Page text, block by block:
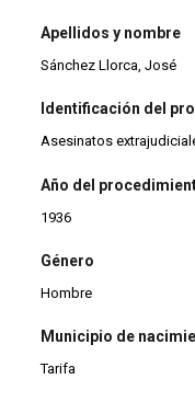
Apellidos y nombre
Sánchez Llorca, José
Identificación del
Asesinatos
Año del
1936
Género
Hombre
Municipio de
Tarifa